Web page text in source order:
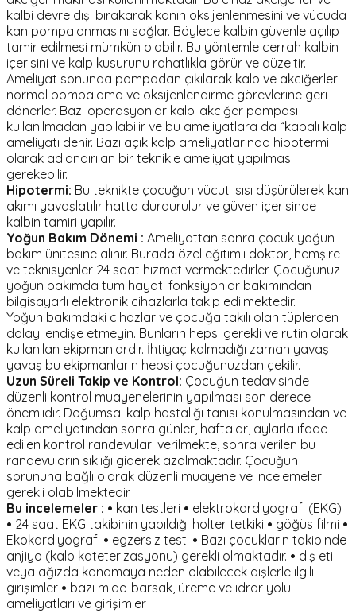
kalbi devre dışı bırakarak kanın oksijenlenmesini ve vücuda
kan pompalanmasını sağlar. Böylece kalbin güvenle açılıp
tamir edilmesi mümkün olabilir. Bu yöntemle cerrah kalbin
içerisini ve kalp kusurunu rahatlıkla görür ve düzeltir.
Ameliyat sonunda pompadan çıkılarak kalp ve akciğerler
normal pompalama ve oksijenlendirme görevlerine geri
dönerler. Bazı operasyonlar kalp-akciğer pompası
kullanılmadan yapılabilir ve bu ameliyatlara da “kapalı kalp
ameliyatı denir. Bazı açık kalp ameliyatlarında hipotermi
olarak adlandırılan bir teknikle ameliyat yapılması
gerekebilir.
Hipotermi: Bu teknikte çocuğun vücut ısısı düşürülerek kan
akımı yavaşlatılır hatta durdurulur ve güven içerisinde
kalbin tamiri yapılır.
Yoğun Bakım Dönemi : Ameliyattan sonra çocuk yoğun
bakım ünitesine alınır. Burada özel eğitimli doktor, hemşire
ve teknisyenler 24 saat hizmet vermektedirler. Çocuğunuz
yoğun bakımda tüm hayati fonksiyonlar bakımından
bilgisayarlı elektronik cihazlarla takip edilmektedir.
Yoğun bakımdaki cihazlar ve çocuğa takılı olan tüplerden
dolayı endişe etmeyin. Bunların hepsi gerekli ve rutin olarak
kullanılan ekipmanlardır. İhtiyaç kalmadığı zaman yavaş
yavaş bu ekipmanların hepsi çocuğunuzdan çekilir.
Uzun Süreli Takip ve Kontrol: Çocuğun tedavisinde
düzenli kontrol muayenelerinin yapılması son derece
önemlidir. Doğumsal kalp hastalığı tanısı konulmasından ve
kalp ameliyatından sonra günler, haftalar, aylarla ifade
edilen kontrol randevuları verilmekte, sonra verilen bu
randevuların sıklığı giderek azalmaktadır. Çocuğun
sorununa bağlı olarak düzenli muayene ve incelemeler
gerekli olabilmektedir.
Bu incelemeler : • kan testleri • elektrokardiyografi (EKG)
• 24 saat EKG takibinin yapıldığı holter tetkiki • göğüs filmi •
Ekokardiyografi • egzersiz testi • Bazı çocukların takibinde
anjiyo (kalp kateterizasyonu) gerekli olmaktadır. • diş eti
veya ağızda kanamaya neden olabilecek dişlerle ilgili
girişimler • bazı mide-barsak, üreme ve idrar yolu
ameliyatları ve girişimler